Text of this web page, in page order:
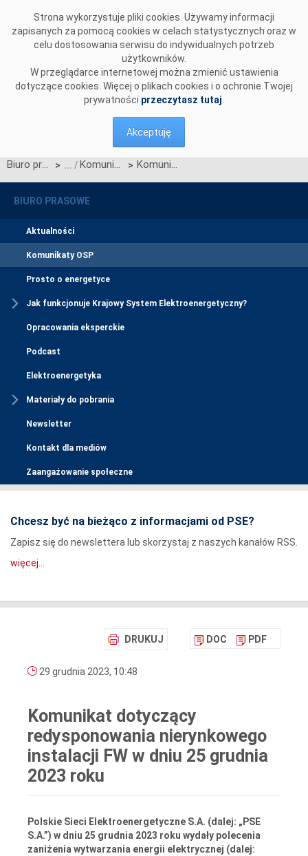
Strona wykorzystuje pliki cookies. Używamy informacji
zapisanych za pomocą cookies w celach statystycznych oraz w
celu dostosowania serwisu do indywidualnych potrzeb
użytkowników.
W przeglądarce internetowej można zmienić ustawienia
dotyczące cookies. Więcej o plikach cookies i o ochronie Twojej
prywatności przeczytasz tutaj
Akceptuję
Biuro prasowe > Komunikaty OSP > Komunikat dotyczący redysponowania nierynkowego instalacji FW w dniu 25 grudnia 2023 roku
BIURO PRASOWE
Aktualności
Komunikaty OSP
Prosto o energetyce
Jak funkcjonuje Krajowy System Elektroenergetyczny?
Opracowania eksperckie
Podcast
Elektroenergetyka
Materiały do pobrania
Newsletter
Kontakt dla mediów
Zaangażowanie społeczne
Chcesz być na bieżąco z informacjami od PSE?
Zapisz się do newslettera lub skorzystaj z naszych kanałów RSS.
więcej...
DRUKUJ DOC PDF
29 grudnia 2023, 10:48
Komunikat dotyczący
redysponowania nierynkowego
instalacji FW w dniu 25 grudnia
2023 roku
Polskie Sieci Elektroenergetyczne S.A. (dalej: „PSE
S.A.”) w dniu 25 grudnia 2023 roku wydały polecenia
zaniżenia wytwarzania energii elektrycznej (dalej: